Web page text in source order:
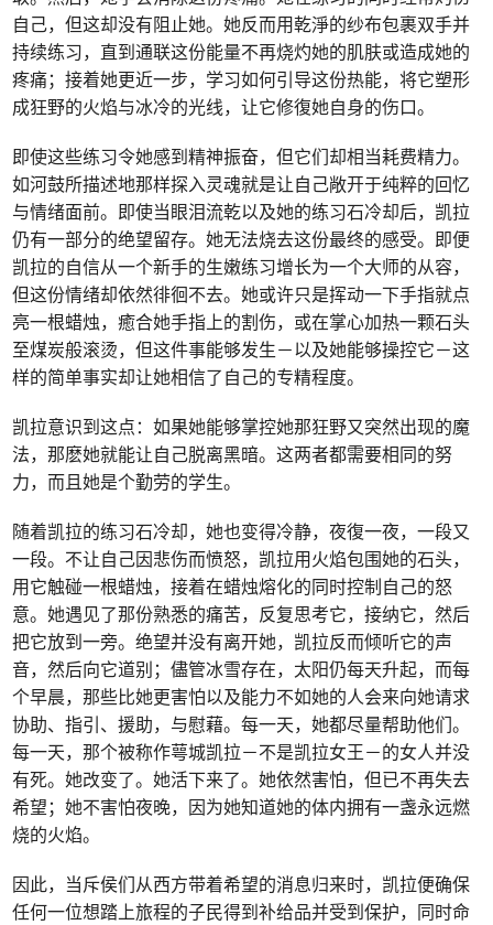
自己，但这却没有阻止她。她反而用乾淨的纱布包裹双手并
持续练习，直到通联这份能量不再烧灼她的肌肤或造成她的
疼痛；接着她更近一步，学习如何引导这份热能，将它塑形
成狂野的火焰与冰冷的光线，让它修復她自身的伤口。
即使这些练习令她感到精神振奋，但它们却相当耗费精力。
如河鼓所描述地那样探入灵魂就是让自己敞开于纯粹的回忆
与情绪面前。即使当眼泪流乾以及她的练习石冷却后，凯拉
仍有一部分的绝望留存。她无法烧去这份最终的感受。即便
凯拉的自信从一个新手的生嫩练习增长为一个大师的从容，
但这份情绪却依然徘徊不去。她或许只是挥动一下手指就点
亮一根蜡烛，癒合她手指上的割伤，或在掌心加热一颗石头
至煤炭般滚烫，但这件事能够发生－以及她能够操控它－这
样的简单事实却让她相信了自己的专精程度。
凯拉意识到这点：如果她能够掌控她那狂野又突然出现的魔
法，那麽她就能让自己脱离黑暗。这两者都需要相同的努
力，而且她是个勤劳的学生。
随着凯拉的练习石冷却，她也变得冷静，夜復一夜，一段又
一段。不让自己因悲伤而愤怒，凯拉用火焰包围她的石头，
用它触碰一根蜡烛，接着在蜡烛熔化的同时控制自己的怒
意。她遇见了那份熟悉的痛苦，反复思考它，接纳它，然后
把它放到一旁。绝望并没有离开她，凯拉反而倾听它的声
音，然后向它道别；儘管冰雪存在，太阳仍每天升起，而每
个早晨，那些比她更害怕以及能力不如她的人会来向她请求
协助、指引、援助，与慰藉。每一天，她都尽量帮助他们。
每一天，那个被称作萼城凯拉－不是凯拉女王－的女人并没
有死。她改变了。她活下来了。她依然害怕，但已不再失去
希望；她不害怕夜晚，因为她知道她的体内拥有一盏永远燃
烧的火焰。
因此，当斥侯们从西方带着希望的消息归来时，凯拉便确保
任何一位想踏上旅程的子民得到补给品并受到保护，同时命